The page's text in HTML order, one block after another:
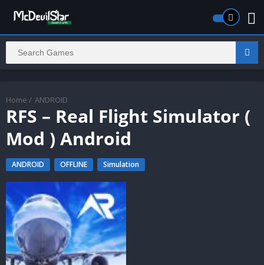
Home / ANDROID
RFS – Real Flight Simulator (
Mod ) Android
ANDROID OFFLINE Simulation